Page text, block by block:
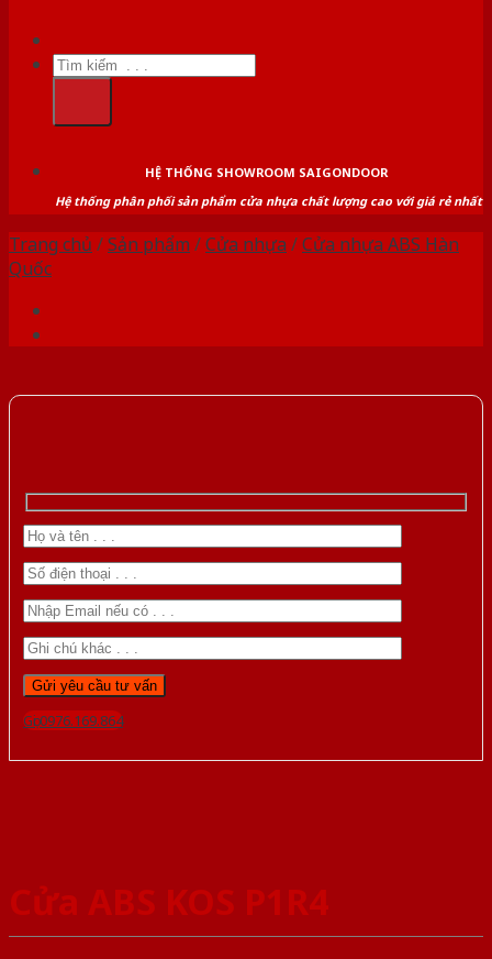
Tìm
kiếm:
HỆ THỐNG SHOWROOM SAIGONDOOR
Hệ thống phân phối sản phẩm cửa nhựa chất lượng cao với giá rẻ nhất
Trang chủ /Sản phẩm /Cửa nhựa /Cửa nhựa ABS Hàn
Quốc
Gọi 0976.169.864
Cửa ABS KOS P1R4